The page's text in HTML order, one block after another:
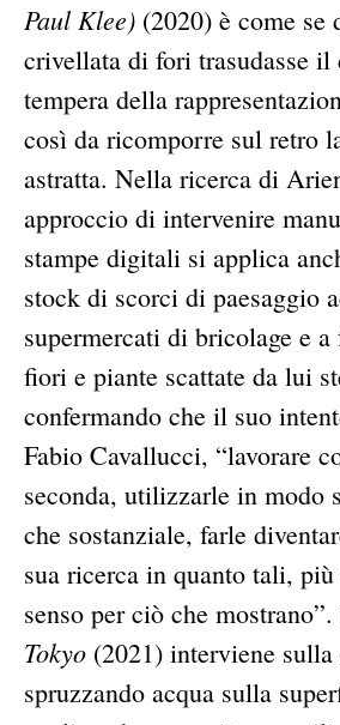
Paul Klee) (2020) è come se
crivellata di fori trasudasse il
tempera della
così da ricomporre sul retro
astratta. Nella ricerca di
approccio di intervenire
stampe digitali si applica
stock di scorci di paesaggio
supermercati di bricolage e
fiori e piante scattate da lui
confermando che il suo
Fabio Cavallucci, “lavorare
seconda, utilizzarle in modo
che sostanziale, farle
sua ricerca in quanto tali,
senso per ciò che
Tokyo (2021) interviene sulla
spruzzando acqua sulla